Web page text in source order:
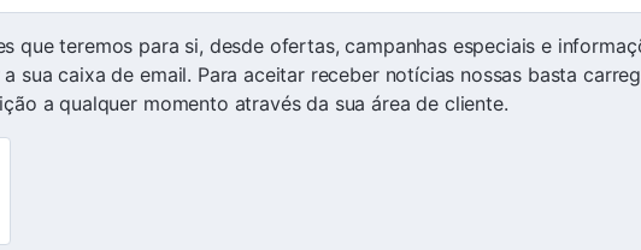
que teremos para si, desde ofertas, campanhas especiais e
sua caixa de email. Para aceitar receber notícias nossas basta
a qualquer momento através da sua área de cliente.